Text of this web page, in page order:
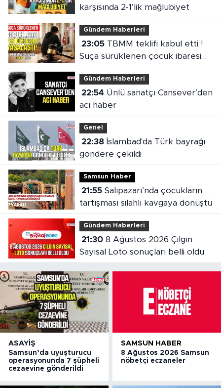
karşısında 2-1’lik mağlubiyet
Gündem Haberleri
23:05TBMM teklifi kabul etti !
Suça sürüklenen çocuk ibaresi
değişti
Gündem Haberleri
22:54
acı haber
Genel
22:38İslambad'da Türk bayrağı
göndere çekildi
Samsun Haber
21:55Salıpazarı’nda çocukların
tartışması silahlı kavgaya dönüştü
Gündem Haberleri
21:308 Ağustos 2026 Çılgın
Sayısal Loto sonuçları belli oldu
ASAYIŞ
Samsun’da uyuşturucu
operasyonunda 7 şüpheli
cezaevine gönderildi
SAMSUN HABER
8 Ağustos 2026 Samsun
nöbetçi eczaneler